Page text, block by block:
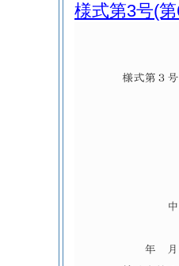
様式第3号(